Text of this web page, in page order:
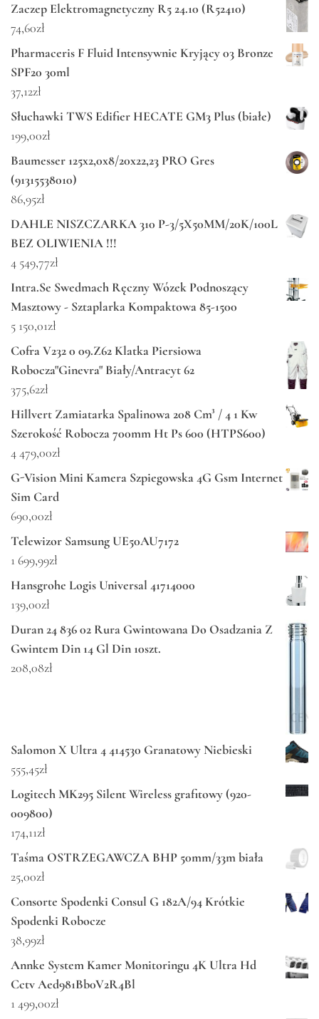
Zaczep Elektromagnetyczny R5 24.10 (R52410)
74,60zł
Pharmaceris F Fluid Intensywnie Kryjący 03 Bronze
SPF20 30ml
37,12zł
Słuchawki TWS Edifier HECATE GM3 Plus (białe)
199,00zł
Baumesser 125x2,0x8/20x22,23 PRO Gres
(91315538010)
86,95zł
DAHLE NISZCZARKA 310 P-3/5X50MM/20K/100L
BEZ OLIWIENIA !!!
4 549,77zł
Intra.Se Swedmach Ręczny Wózek Podnoszący
Masztowy - Sztaplarka Kompaktowa 85-1500
5 150,01zł
Cofra V232 0 09.Z62 Klatka Piersiowa
Robocza"Ginevra" Biały/Antracyt 62
375,62zł
Hillvert Zamiatarka Spalinowa 208 Cm³ / 4 1 Kw
Szerokość Robocza 700mm Ht Ps 600 (HTPS600)
4 479,00zł
G-Vision Mini Kamera Szpiegowska 4G Gsm Internet
Sim Card
690,00zł
Telewizor Samsung UE50AU7172
1 699,99zł
Hansgrohe Logis Universal 41714000
139,00zł
Duran 24 836 02 Rura Gwintowana Do Osadzania Z
Gwintem Din 14 Gl Din 10szt.
208,08zł
Salomon X Ultra 4 414530 Granatowy Niebieski
555,45zł
Logitech MK295 Silent Wireless grafitowy (920-
009800)
174,11zł
Taśma OSTRZEGAWCZA BHP 50mm/33m biała
25,00zł
Consorte Spodenki Consul G 182A/94 Krótkie
Spodenki Robocze
38,99zł
Annke System Kamer Monitoringu 4K Ultra Hd
Cctv Aed981Bb0V2R4Bl
1 499,00zł